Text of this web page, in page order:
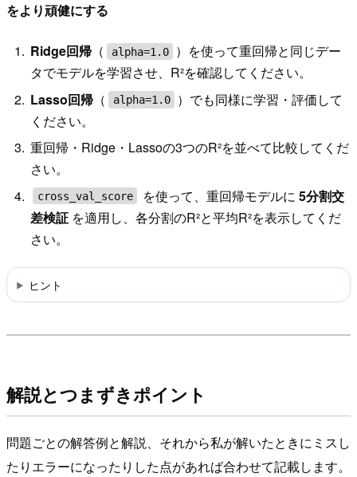
をより頑健にする
Ridge回帰 （ alpha=1.0
）を使って重回帰と同じデー
タでモデルを学習させ、R²を確認してください。
Lasso回帰 （ alpha=1.0
）でも同様に学習・評価して
ください。
重回帰・Ridge・Lassoの3つのR²を並べて比較してくだ
さい。
cross_val_score を使って、重回帰モデルに 5分割交
差検証 を適用し、各分割のR²と平均R²を表示してくだ
さい。
ヒント
解説とつまずきポイント
問題ごとの解答例と解説、それから私が解いたときにミスし
たりエラーになったりした点があれば合わせて記載します。